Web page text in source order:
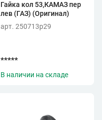
Гайка кол 53,КАМАЗ пер
лев (ГАЗ) (Оригинал)
арт. 250713p29
*****
В наличии на складе